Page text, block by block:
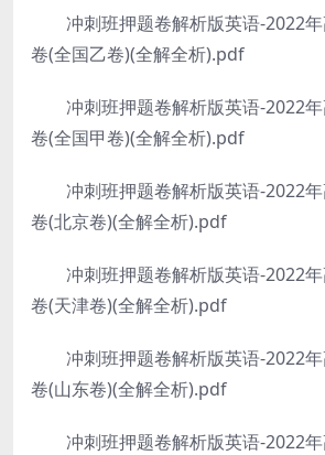
冲刺班押题卷解析版英语-2022年
卷(全国乙卷)(全解全析).pdf
冲刺班押题卷解析版英语-2022年
卷(全国甲卷)(全解全析).pdf
冲刺班押题卷解析版英语-2022年
卷(北京卷)(全解全析).pdf
冲刺班押题卷解析版英语-2022年
卷(天津卷)(全解全析).pdf
冲刺班押题卷解析版英语-2022年
卷(山东卷)(全解全析).pdf
冲刺班押题卷解析版英语-2022年